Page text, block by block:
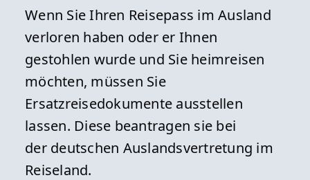
Wenn Sie Ihren Reisepass im Ausland
verloren haben oder er Ihnen
gestohlen wurde und Sie heimreisen
möchten, müssen Sie
Ersatzreisedokumente ausstellen
lassen. Diese beantragen sie bei
der deutschen Auslandsvertretung im
Reiseland.